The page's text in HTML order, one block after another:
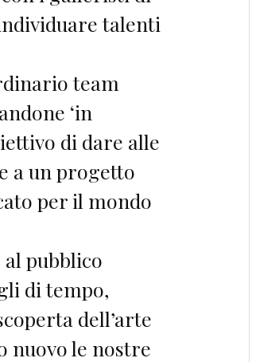
talenti
team
‘in
di dare alle
a un progetto
per il mondo
pubblico
di tempo,
dell’arte
nuovo le nostre